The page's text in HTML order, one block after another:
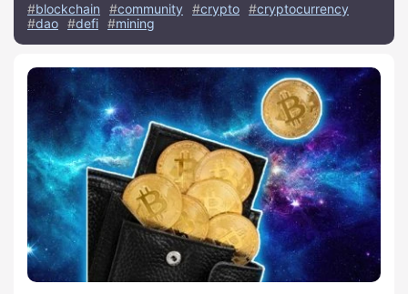
blockchain
community crypto
cryptocurrency
dao
defi mining